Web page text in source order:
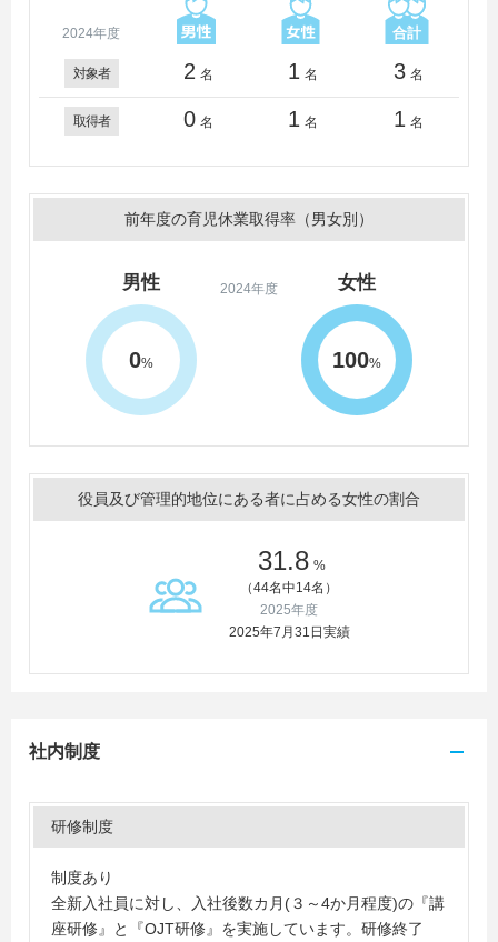
2024年度
対象者 2 名 1 名 3 名
取得者 0 名 1 名 1 名
前年度の育児休業取得率（男女別）
2024年度
男性
0%
女性
100%
役員及び管理的地位にある者に占める女性の割合
31.8 %
（44名中14名）
2025年度
2025年7月31日実績
社内制度
研修制度
制度あり
全新入社員に対し、入社後数カ月(３～4か月程度)の『講
座研修』と『OJT研修』を実施しています。研修終了